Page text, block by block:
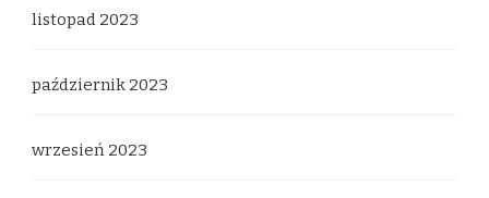
listopad 2023
październik 2023
wrzesień 2023